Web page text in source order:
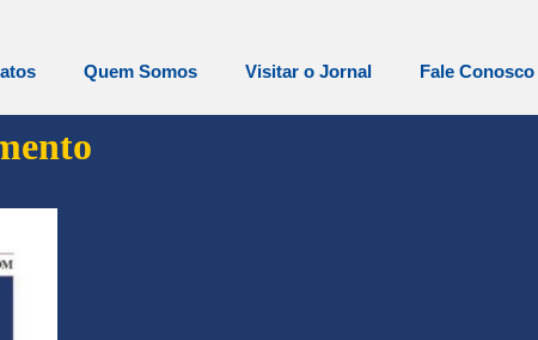
Quem Somos Visitar o Jornal Fale Conosco